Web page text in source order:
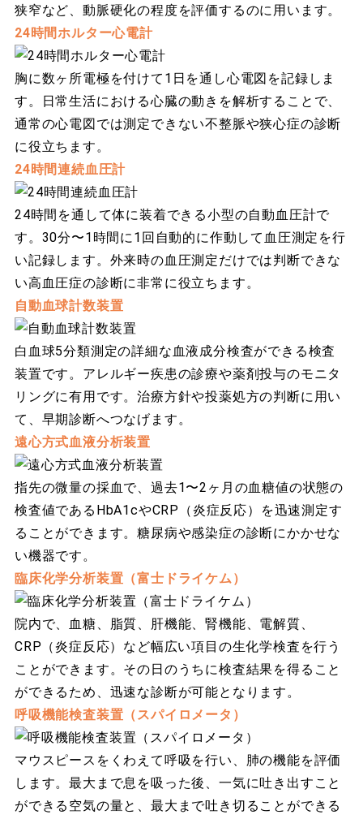
狭窄など、動脈硬化の程度を評価するのに用います。
24時間ホルター心電計
胸に数ヶ所電極を付けて1日を通し心電図を記録しま
す。日常生活における心臓の動きを解析することで、
通常の心電図では測定できない不整脈や狭心症の診断
に役立ちます。
24時間連続血圧計
24時間を通して体に装着できる小型の自動血圧計で
す。30分〜1時間に1回自動的に作動して血圧測定を行
い記録します。外来時の血圧測定だけでは判断できな
い高血圧症の診断に非常に役立ちます。
自動血球計数装置
白血球5分類測定の詳細な血液成分検査ができる検査
装置です。アレルギー疾患の診療や薬剤投与のモニタ
リングに有用です。治療方針や投薬処方の判断に用い
て、早期診断へつなげます。
遠心方式血液分析装置
指先の微量の採血で、過去1〜2ヶ月の血糖値の状態の
検査値であるHbA1cやCRP（炎症反応）を迅速測定す
ることができます。糖尿病や感染症の診断にかかせな
い機器です。
臨床化学分析装置（富士ドライケム）
院内で、血糖、脂質、肝機能、腎機能、電解質、
CRP（炎症反応）など幅広い項目の生化学検査を行う
ことができます。その日のうちに検査結果を得ること
ができるため、迅速な診断が可能となります。
呼吸機能検査装置（スパイロメータ）
マウスピースをくわえて呼吸を行い、肺の機能を評価
します。最大まで息を吸った後、一気に吐き出すこと
ができる空気の量と、最大まで吐き切ることができる